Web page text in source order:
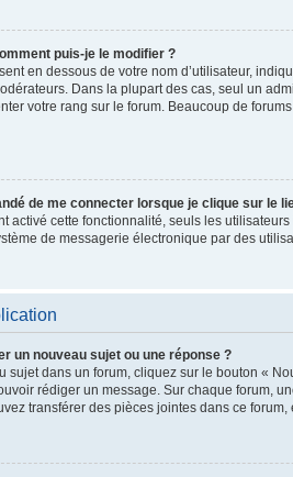
puis-je le modifier ?
en dessous de votre nom d’utilisateur,
Dans la plupart des cas, seul un
votre rang sur le forum. Beaucoup de
de me connecter lorsque je clique sur le
activé cette fonctionnalité, seuls les
de messagerie électronique par des
un nouveau sujet ou une réponse ?
sujet dans un forum, cliquez sur le bouton «
rédiger un message. Sur chaque forum,
transférer des pièces jointes dans ce forum,